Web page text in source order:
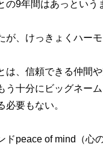
9年間はあっという
、けっきょくハーモ
、信頼できる仲間
う十分にビッグネー
要もない。
peace of mind（心